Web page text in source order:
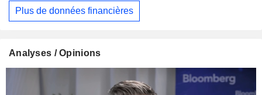
Plus de données financières
Analyses / Opinions